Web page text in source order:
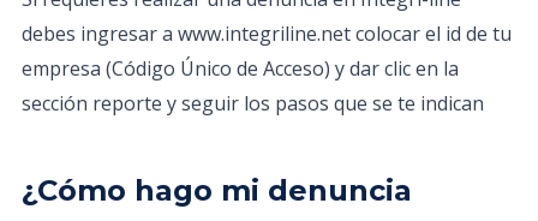
debes ingresar a www.integriline.net colocar el id de tu
empresa (Código Único de Acceso) y dar clic en la
sección reporte y seguir los pasos que se te indican
¿Cómo hago mi denuncia